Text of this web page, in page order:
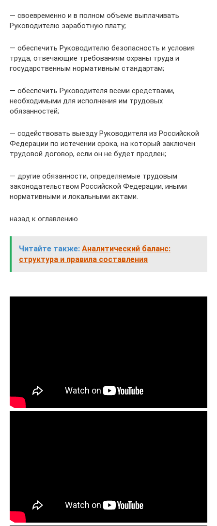
— своевременно и в полном объеме выплачивать
Руководителю заработную плату;
— обеспечить Руководителю безопасность и условия
труда, отвечающие требованиям охраны труда и
государственным нормативным стандартам;
— обеспечить Руководителя всеми средствами,
необходимыми для исполнения им трудовых
обязанностей;
— содействовать выезду Руководителя из Российской
Федерации по истечении срока, на который заключен
трудовой договор, если он не будет продлен;
— другие обязанности, определяемые трудовым
законодательством Российской Федерации, иными
нормативными и локальными актами.
назад к оглавлению
Читайте также: Аналитический баланс:
структура и правила составления